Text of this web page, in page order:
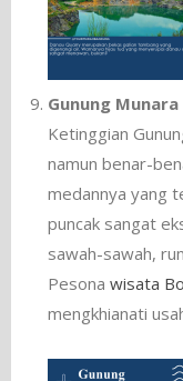
Gunung Munara
Ketinggian
namun benar-
medannya yang
puncak sangat
sawah-sawah,
Pesonawisata
mengkhianati